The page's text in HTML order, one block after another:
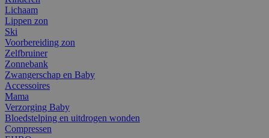
Lichaam
Lippen zon
Ski
Voorbereiding zon
Zelfbruiner
Zonnebank
Zwangerschap en Baby
Accessoires
Mama
Verzorging Baby
Bloedstelping en uitdrogen wonden
Compressen